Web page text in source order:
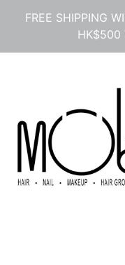
로
FREE SHIPPING
HK$500